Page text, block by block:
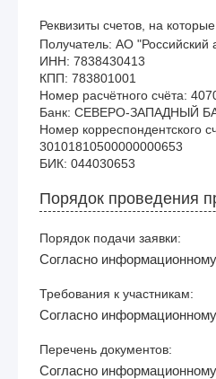
Реквизиты счетов, на
Получатель: АО "Российский
ИНН: 7838430413
КПП: 783801001
Номер расчётного счёта:
Банк: СЕВЕРО-ЗАПАДНЫЙ
Номер корреспондентского
30101810500000000653
Порядок проведения
Порядок подачи заявки:
Согласно
Требования к участникам:
Согласно
Перечень документов:
Согласно